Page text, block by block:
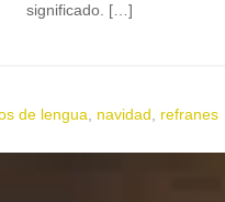
significado. […]
de lengua navidad refranes